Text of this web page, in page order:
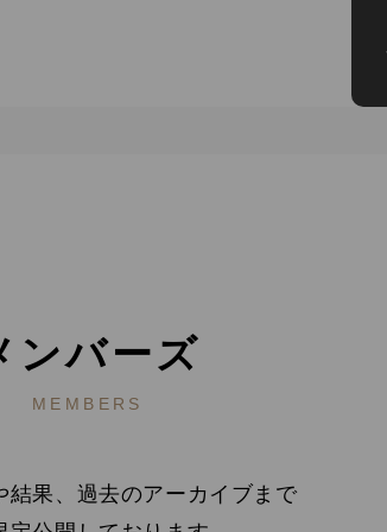
ンバーズ
MEMBERS
結果、過去のアーカイブまで